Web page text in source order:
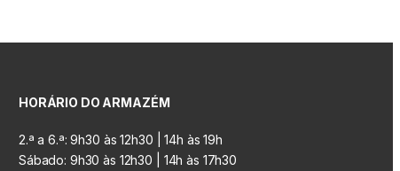
HORÁRIO DO ARMAZÉM
2.ª a 6.ª: 9h30 às 12h30 | 14h às 19h
Sábado: 9h30 às 12h30 | 14h às 17h30